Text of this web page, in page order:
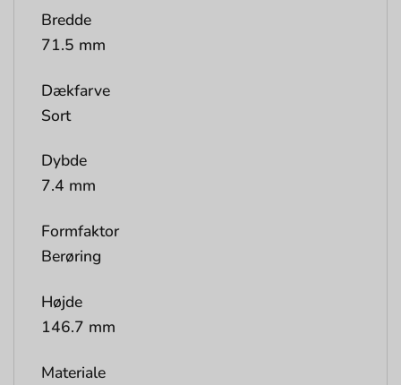
Bredde
71.5 mm
Dækfarve
Sort
Dybde
7.4 mm
Formfaktor
Berøring
Højde
146.7 mm
Materiale